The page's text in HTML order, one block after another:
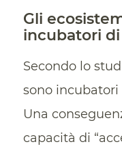
Gli
incubatori
Secondo lo
sono
Una
capacità di